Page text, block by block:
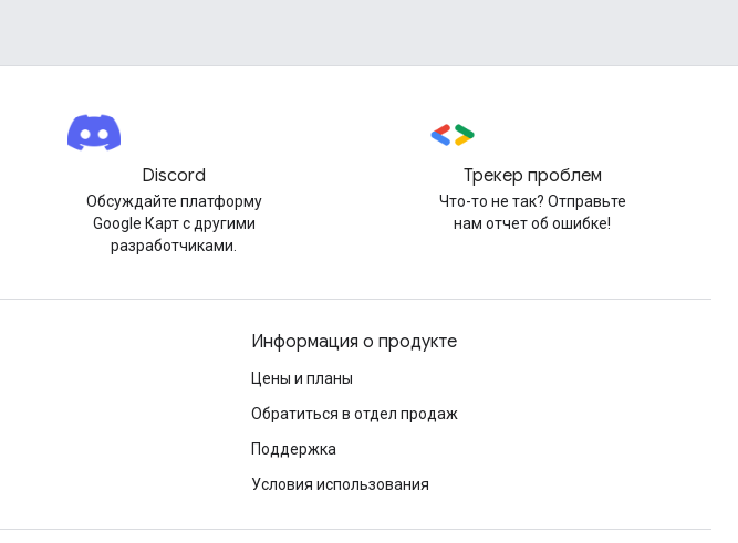
Discord
Обсуждайте платформу
Google Карт с другими
разработчиками.
Трекер проблем
Что-то не так? Отправьте
нам отчет об ошибке!
Информация о продукте
Цены и планы
Обратиться в отдел продаж
Поддержка
Условия использования